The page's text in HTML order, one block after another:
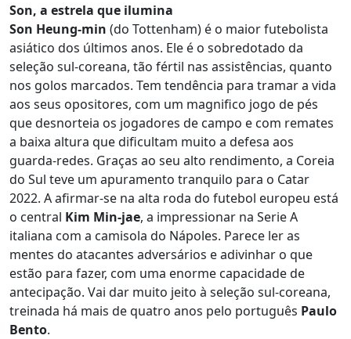
Son, a estrela que ilumina
Son Heung-min (do Tottenham) é o maior futebolista
asiático dos últimos anos. Ele é o sobredotado da
seleção sul-coreana, tão fértil nas assistências, quanto
nos golos marcados. Tem tendência para tramar a vida
aos seus opositores, com um magnifico jogo de pés
que desnorteia os jogadores de campo e com remates
a baixa altura que dificultam muito a defesa aos
guarda-redes. Graças ao seu alto rendimento, a Coreia
do Sul teve um apuramento tranquilo para o Catar
2022. A afirmar-se na alta roda do futebol europeu está
o central Kim Min-jae, a impressionar na Serie A
italiana com a camisola do Nápoles. Parece ler as
mentes do atacantes adversários e adivinhar o que
estão para fazer, com uma enorme capacidade de
antecipação. Vai dar muito jeito à seleção sul-coreana,
treinada há mais de quatro anos pelo português Paulo
Bento.